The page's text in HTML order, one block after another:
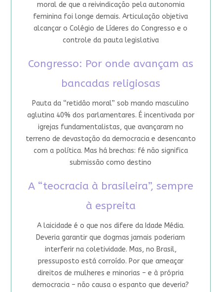
moral de que a reivindicação pela autonomia
feminina foi longe demais. Articulação objetiva
alcançar o Colégio de Líderes do Congresso e o
controle da pauta legislativa
Congresso: Por onde avançam as
bancadas religiosas
Pauta da “retidão moral” sob mando masculino
aglutina 40% dos parlamentares. É incentivada por
igrejas fundamentalistas, que avançaram no
terreno de devastação da democracia e desencanto
com a política. Mas há brechas: fé não significa
submissão como destino
A “teocracia à brasileira”, sempre
à espreita
A laicidade é o que nos difere da Idade Média.
Deveria garantir que dogmas jamais poderiam
interferir na coletividade. Mas, no Brasil,
pressuposto está corroído. Por que ameaçar
direitos de mulheres e minorias – e à própria
democracia – não causa o espanto que deveria?